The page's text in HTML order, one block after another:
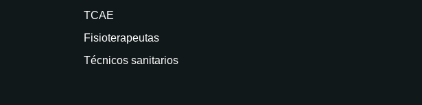
TCAE
Fisioterapeutas
Técnicos sanitarios